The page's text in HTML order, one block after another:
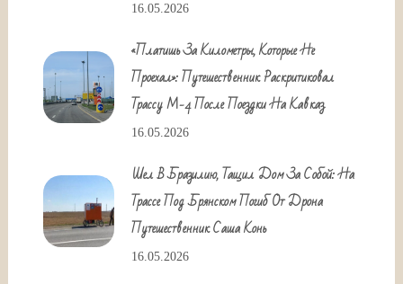
16.05.2026
«Платишь За Километры, Которые Не
Проехал»: Путешественник Раскритиковал
Трассу М-4 После Поездки На Кавказ
16.05.2026
Шел В Бразилию, Тащил Дом За Собой: На
Трассе Под Брянском Погиб От Дрона
Путешественник Саша Конь
16.05.2026